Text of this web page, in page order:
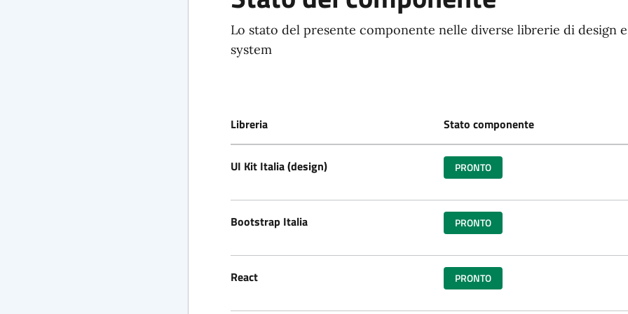
Lo stato del presente componente nelle diverse librerie di design
system
Libreria Stato componente
UI Kit Italia (design) PRONTO
Bootstrap Italia PRONTO
React PRONTO